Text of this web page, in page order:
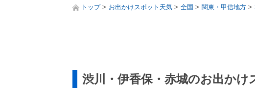
トップ お出かけスポット天気 全国 関東・甲信地方
渋川・伊香保・赤城のお出かけ